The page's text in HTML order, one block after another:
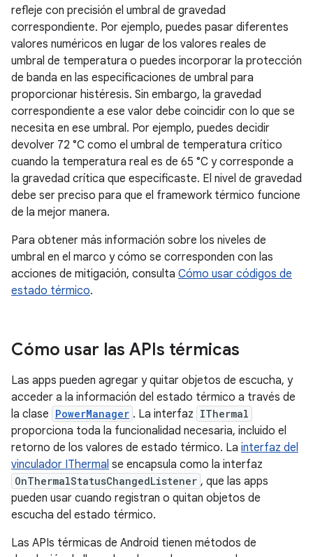
refleje con precisión el umbral de gravedad
correspondiente. Por ejemplo, puedes pasar diferentes
valores numéricos en lugar de los valores reales de
umbral de temperatura o puedes incorporar la protección
de banda en las especificaciones de umbral para
proporcionar histéresis. Sin embargo, la gravedad
correspondiente a ese valor debe coincidir con lo que se
necesita en ese umbral. Por ejemplo, puedes decidir
devolver 72 °C como el umbral de temperatura crítico
cuando la temperatura real es de 65 °C y corresponde a
la gravedad crítica que especificaste. El nivel de gravedad
debe ser preciso para que el framework térmico funcione
de la mejor manera.
Para obtener más información sobre los niveles de
umbral en el marco y cómo se corresponden con las
acciones de mitigación, consulta Cómo usar códigos de
estado térmico.
Cómo usar las APIs térmicas
Las apps pueden agregar y quitar objetos de escucha, y
acceder a la información del estado térmico a través de
la clase PowerManager . La interfaz IThermal
proporciona toda la funcionalidad necesaria, incluido el
retorno de los valores de estado térmico. La interfaz del
vinculador IThermal se encapsula como la interfaz
OnThermalStatusChangedListener , que las apps
pueden usar cuando registran o quitan objetos de
escucha del estado térmico.
Las APIs térmicas de Android tienen métodos de